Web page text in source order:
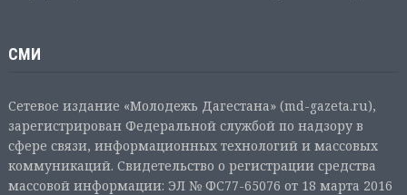
СМИ
Сетевое издание «Молодежь Дагестана» (md-gazeta.ru),
зарегистрирован Федеральной службой по надзору в
сфере связи, информационных технологий и массовых
коммуникаций. Свидетельство о регистрации средства
массовой информации: ЭЛ № ФС77-65076 от 18 марта 2016